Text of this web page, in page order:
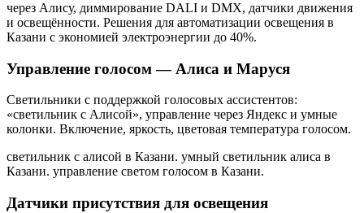
через Алису, диммирование DALI и DMX, датчики движения
и освещённости. Решения для автоматизации освещения в
Казани с экономией электроэнергии до 40%.
Управление голосом — Алиса и Маруся
Светильники с поддержкой голосовых ассистентов:
«светильник с Алисой», управление через Яндекс и умные
колонки. Включение, яркость, цветовая температура голосом.
светильник с алисой в Казани. умный светильник алиса в
Казани. управление светом голосом в Казани.
Датчики присутствия для освещения